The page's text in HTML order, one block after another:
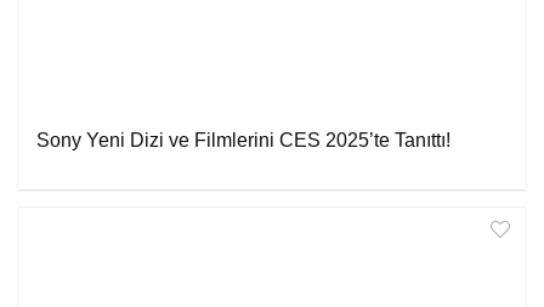
Sony Yeni Dizi ve Filmlerini CES 2025’te Tanıttı!